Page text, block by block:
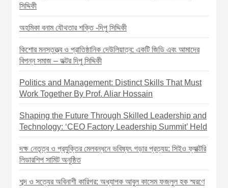
সিদ্দিকী
অহমিকা বনাম যৌথতার শক্তি -দিপু সিদ্দিকী
কিশোর মনস্তত্ত্ব ও প্রাতিষ্ঠানিক দেউলিয়াত্ব: একটি জিডি এবং আমাদের
বিপন্ন সমাজ – ডক্টর দিপু সিদ্দিকী
Politics and Management: Distinct Skills That Must
Work Together By Prof. Aliar Hossain
Shaping the Future Through Skilled Leadership and
Technology: ‘CEO Factory Leadership Summit’ Held
দক্ষ নেতৃত্ব ও প্রযুক্তির মেলবন্ধনে ভবিষ্যৎ গড়ার প্রত্যয়: সিইও ফ্যাক্টরি
লিডারশিপ সামিট অনুষ্ঠিত
শব্দ ও সত্যের অবিনাশী কারিগর: অধ্যাপক আবুল কাসেম ফজলুল হক স্মরণে